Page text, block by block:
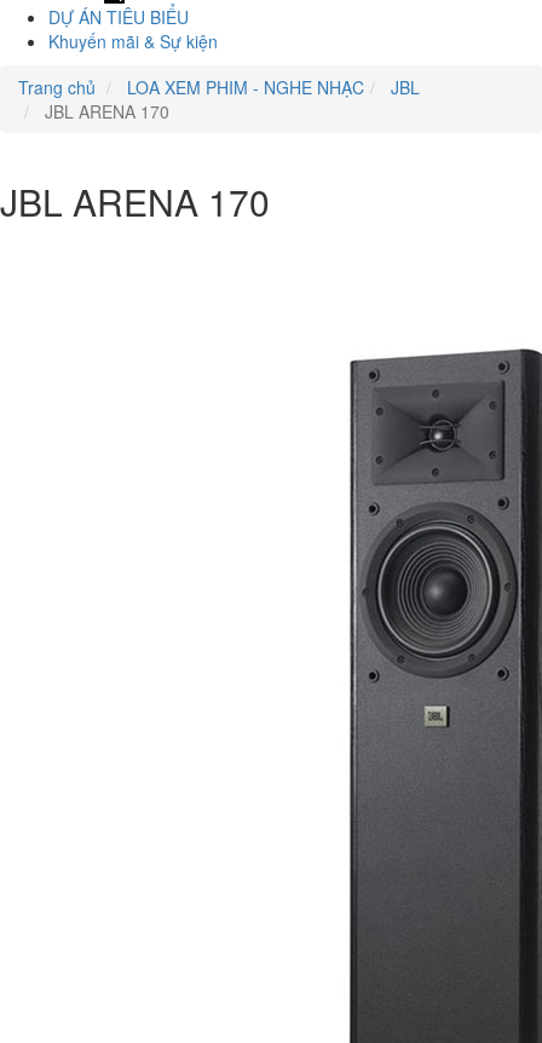
DỰ ÁN TIÊU BIỂU
Khuyến mãi & Sự kiện
Trang chủ
LOA XEM PHIM - NGHE NHẠC
JBL
JBL ARENA 170
JBL ARENA 170